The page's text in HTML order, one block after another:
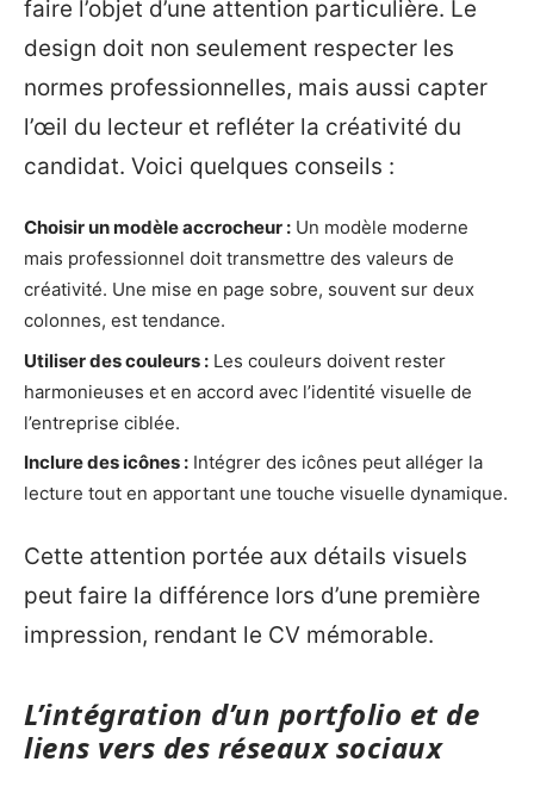
faire l’objet d’une attention particulière. Le
design doit non seulement respecter les
normes professionnelles, mais aussi capter
l’œil du lecteur et refléter la créativité du
candidat. Voici quelques conseils :
Choisir un modèle accrocheur : Un modèle moderne
mais professionnel doit transmettre des valeurs de
créativité. Une mise en page sobre, souvent sur deux
colonnes, est tendance.
Utiliser des couleurs : Les couleurs doivent rester
harmonieuses et en accord avec l’identité visuelle de
l’entreprise ciblée.
Inclure des icônes : Intégrer des icônes peut alléger la
lecture tout en apportant une touche visuelle dynamique.
Cette attention portée aux détails visuels
peut faire la différence lors d’une première
impression, rendant le CV mémorable.
L’intégration d’un portfolio et de
liens vers des réseaux sociaux